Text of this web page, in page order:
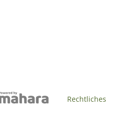
Rechtliches